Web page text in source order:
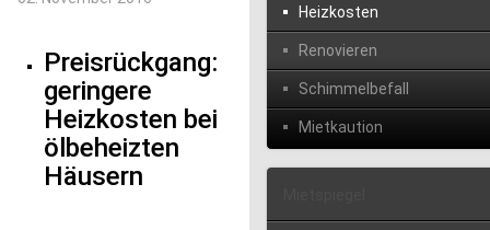
Preisrückgang:
geringere
Heizkosten bei
ölbeheizten
Häusern
Heizkosten
Renovieren
Schimmelbefall
Mietkaution